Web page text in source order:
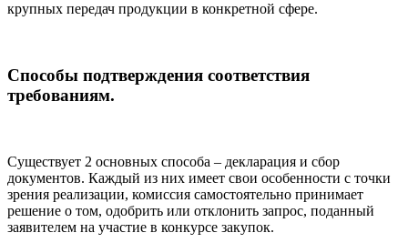
крупных передач продукции в конкретной сфере.
Способы подтверждения соответствия
требованиям.
Существует 2 основных способа – декларация и сбор
документов. Каждый из них имеет свои особенности с точки
зрения реализации, комиссия самостоятельно принимает
решение о том, одобрить или отклонить запрос, поданный
заявителем на участие в конкурсе закупок.